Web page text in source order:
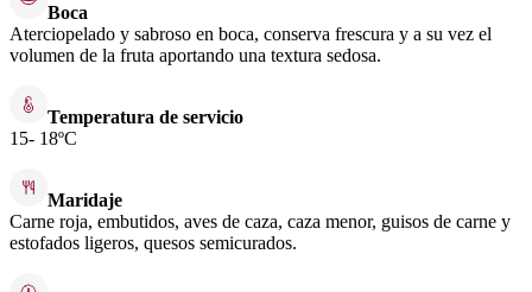
Boca
Aterciopelado y sabroso en boca, conserva frescura y a su vez el
volumen de la fruta aportando una textura sedosa.
Temperatura de servicio
15- 18ºC
Maridaje
Carne roja, embutidos, aves de caza, caza menor, guisos de carne y
estofados ligeros, quesos semicurados.